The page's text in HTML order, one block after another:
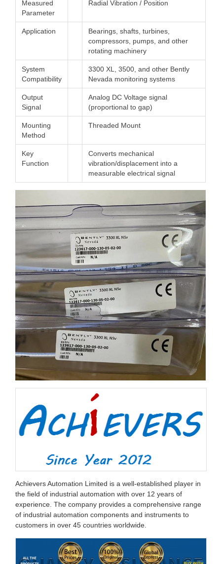
Measured
Parameter
Radial Vibration / Position
Application
Bearings, shafts, turbines,
compressors, pumps, and other
rotating machinery
System
Compatibility
3300 XL, 3500, and other Bently
Nevada monitoring systems
Output
Signal
Analog DC Voltage signal
(proportional to gap)
Mounting
Method
Threaded Mount
Key
Function
Converts mechanical
vibration/displacement into a
measurable electrical signal
Achievers Automation Limited is a well-established player in
the field of industrial automation with over 12 years of
experience. The company provides a comprehensive range
of industrial automation components and instruments to
customers in over 45 countries worldwide.